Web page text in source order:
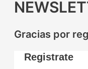
Gracias por
Registrate